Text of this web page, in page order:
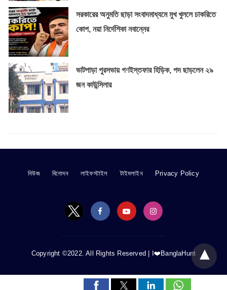
সরকারের অনুমতি ছাড়া সংবাদমাধ্যমে মুখ খুললে চাকরিতে
কোপ, নয়া নির্দেশিকা নবান্নের
ভাটপাড়া পুরসভায় গণইস্তফার হিড়িক, পদ ছাড়লেন ২৯
জন কাউন্সিলার
নিউজ বিনোদন লাইফস্টাইল টাইমলাইন Privacy Policy
Copyright ©2022. All Rights Reserved | I❤️BanglaHunt